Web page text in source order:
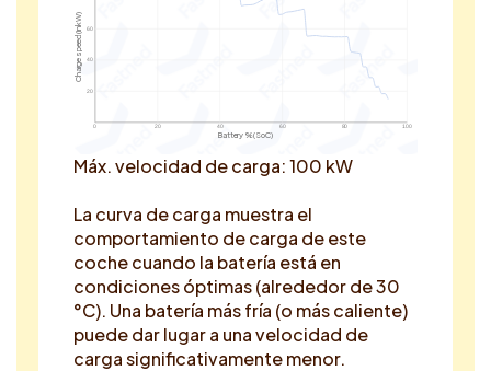
0 20 40 60 80 100
20
40
60
Battery % (SoC)
Charge speed (in kW)
Máx. velocidad de carga: 100 kW
La curva de carga muestra el
comportamiento de carga de este
coche cuando la batería está en
condiciones óptimas (alrededor de 30
°C). Una batería más fría (o más caliente)
puede dar lugar a una velocidad de
carga significativamente menor.